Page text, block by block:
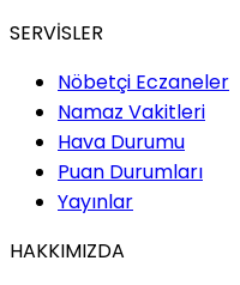
SERVİSLER
Nöbetçi Eczaneler
Namaz Vakitleri
Hava Durumu
Puan Durumları
Yayınlar
HAKKIMIZDA